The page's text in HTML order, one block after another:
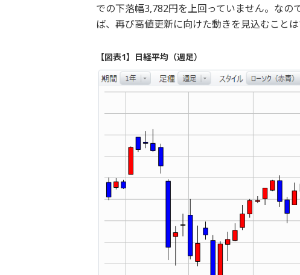
での下落幅3,782円を上回っていません。な
ば、再び高値更新に向けた動きを見込むことは
【図表1】日経平均（週足）